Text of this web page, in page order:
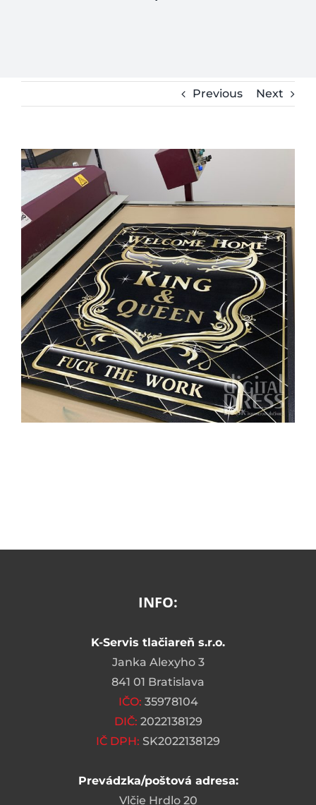
Previous Next
View
Image
INFO:
K-Servis tlačiareň s.r.o.
Janka Alexyho 3
841 01 Bratislava
IČO: 35978104
DIČ: 2022138129
IČ DPH: SK2022138129
Prevádzka/poštová adresa:
Vlčie Hrdlo 20